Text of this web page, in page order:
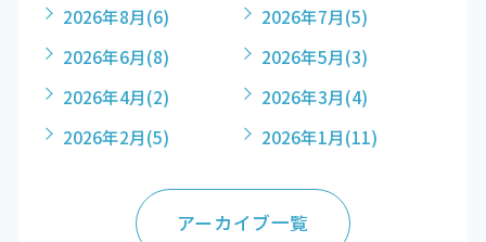
2026年8月(6) 2026年7月(5)
2026年6月(8) 2026年5月(3)
2026年4月(2) 2026年3月(4)
2026年2月(5) 2026年1月(11)
アーカイブ一覧